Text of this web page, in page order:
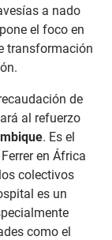
a nado
el foco en
transformación
de
al refuerzo
. Es el
en África
colectivos
es un
como el